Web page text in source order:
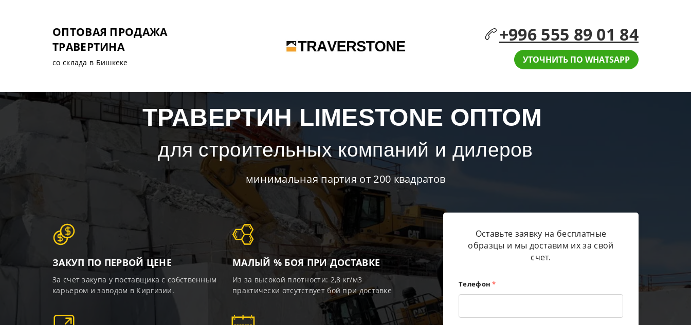
ОПТОВАЯ ПРОДАЖА
ТРАВЕРТИНА
со склада в Бишкеке
+996 555 89 01 84
УТОЧНИТЬ ПО WHATSAPP
ТРАВЕРТИН LIMESTONE ОПТОМ
для строительных компаний и дилеров
минимальная партия от 200 квадратов
ЗАКУП ПО ПЕРВОЙ ЦЕНЕ
За счет закупа у поставщика с собственным
карьером и заводом в Киргизии.
МАЛЫЙ % БОЯ ПРИ ДОСТАВКЕ
Из за высокой плотности: 2,8 кг/м3
практически отсутствует бой при доставке
Оставьте заявку на бесплатные
образцы и мы доставим их за свой
счет.
Телефон *